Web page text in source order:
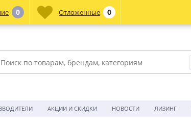
АКЦИИ И СКИДКИ НОВОСТИ ЛИЗИНГ
0 Отложенные 0